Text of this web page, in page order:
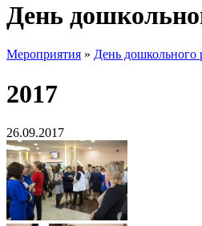
День
Мероприятия » День дошкольного
2017
26.09.2017